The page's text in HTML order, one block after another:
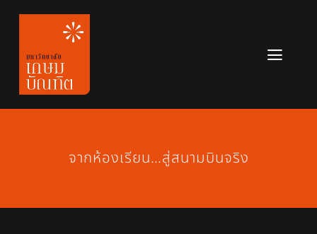
Skip
content
หลักสูตร
จากห้องเรียน…สู่สนามบินจริง